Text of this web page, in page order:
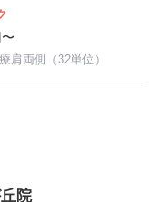
肩両側（32単位）
院